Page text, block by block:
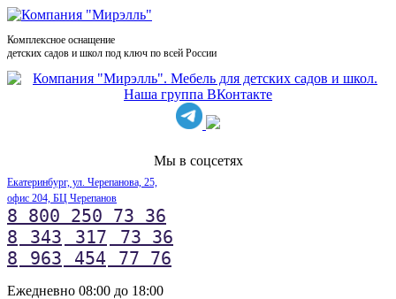
Комплексное оснащение
детских садов и школ под ключ по всей России
Мы в соцсетях
Екатеринбург, ул. Черепанова, 25,
офис 204, БЦ Черепанов
8 800 250 73 36
8
343 317
73 36
8
963 454 77 76
Ежедневно 08:00 до 18:00